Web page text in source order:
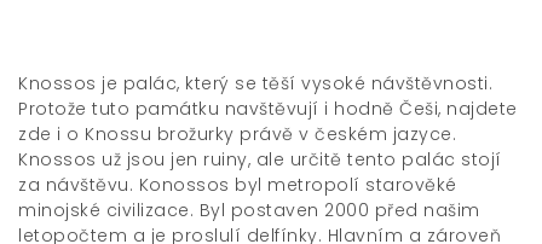
Knossos je palác, který se těší vysoké návštěvnosti.
Protože tuto památku navštěvují i hodně Češi, najdete
zde i o Knossu brožurky právě v českém jazyce.
Knossos už jsou jen ruiny, ale určitě tento palác stojí
za návštěvu. Konossos byl metropolí starověké
minojské civilizace. Byl postaven 2000 před našim
letopočtem a je proslulí delfínky. Hlavním a zároveň